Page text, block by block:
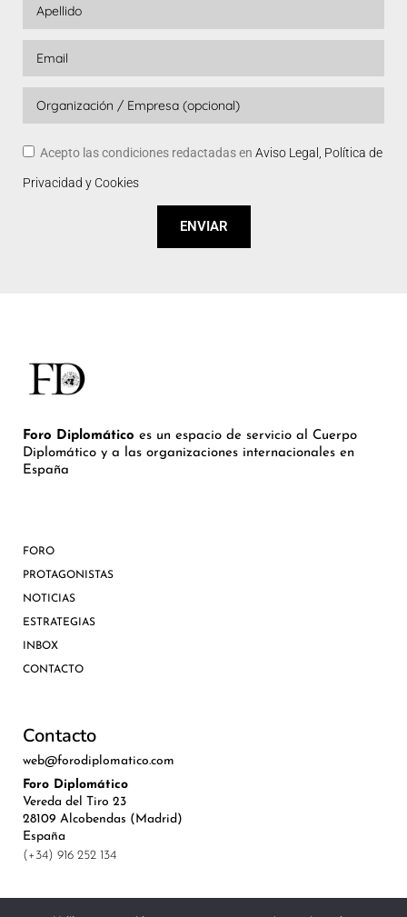
Acepto las condiciones redactadas en Aviso Legal, Política de
Privacidad y Cookies
ENVIAR
Foro Diplomático es un espacio de servicio al Cuerpo
Diplomático y a las organizaciones internacionales en
España
FORO
PROTAGONISTAS
NOTICIAS
ESTRATEGIAS
INBOX
CONTACTO
Contacto
web@forodiplomatico.com
Foro Diplomático
Vereda del Tiro 23
28109 Alcobendas (Madrid)
España
(+34) 916 252 134